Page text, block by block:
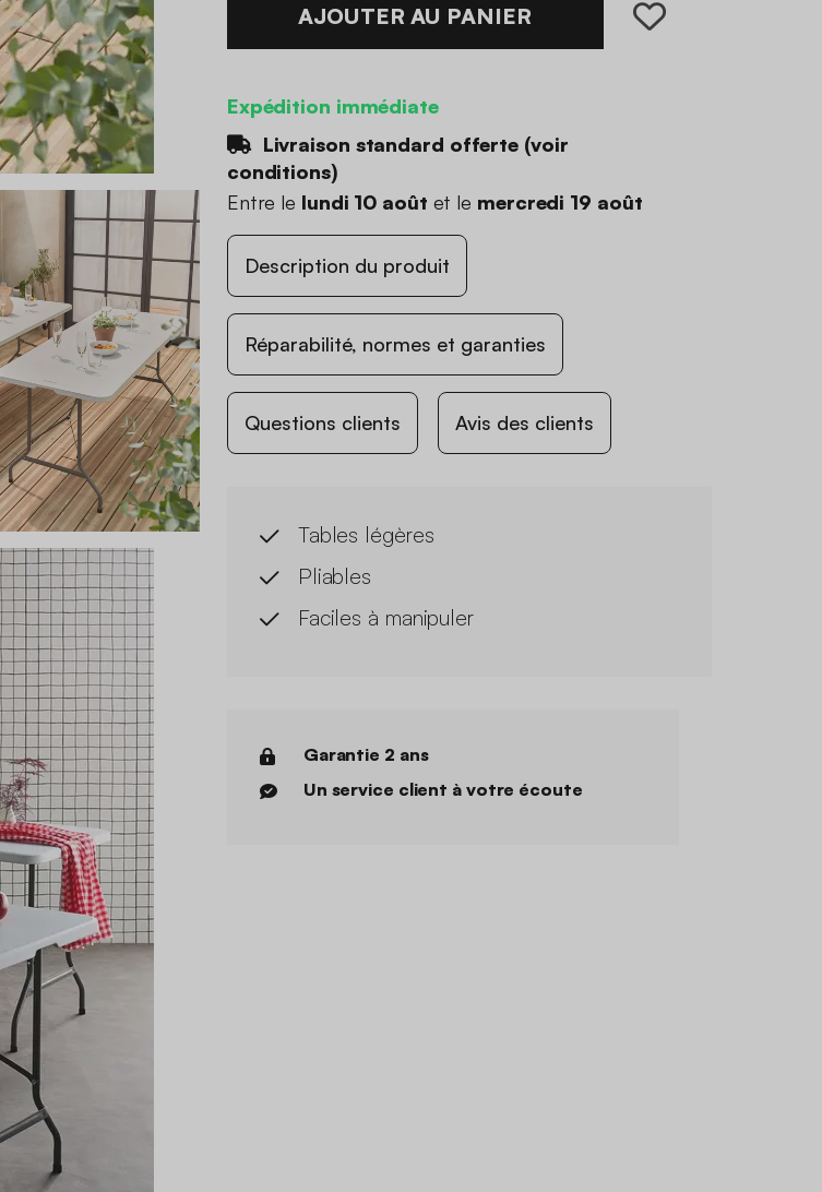
AJOUTER AU PANIER
Expédition immédiate
Livraison standard offerte (voir
conditions)
Entre le lundi 10 août et le mercredi 19 août
Description du produit
Réparabilité, normes et garanties
Questions clients Avis des clients
Tables légères
Pliables
Faciles à manipuler
Garantie 2 ans
Un service client à votre écoute